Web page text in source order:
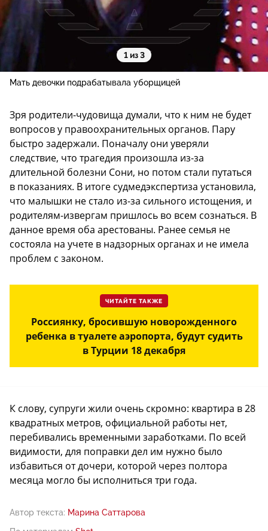
1 из 3
Мать девочки подрабатывала уборщицей
Зря родители-чудовища думали, что к ним не будет
вопросов у правоохранительных органов. Пару
быстро задержали. Поначалу они уверяли
следствие, что трагедия произошла из-за
длительной болезни Сони, но потом стали путаться
в показаниях. В итоге судмедэкспертиза установила,
что малышки не стало из-за сильного истощения, и
родителям-извергам пришлось во всем сознаться. В
данное время оба арестованы. Ранее семья не
состояла на учете в надзорных органах и не имела
проблем с законом.
ЧИТАЙТЕ ТАКЖЕ
Россиянку, бросившую новорожденного
ребенка в туалете аэропорта, будут судить
в Турции 18 декабря
К слову, супруги жили очень скромно: квартира в 28
квадратных метров, официальной работы нет,
перебивались временными заработками. По всей
видимости, для поправки дел им нужно было
избавиться от дочери, которой через полтора
месяца могло бы исполниться три года.
Автор текста: Марина Саттарова